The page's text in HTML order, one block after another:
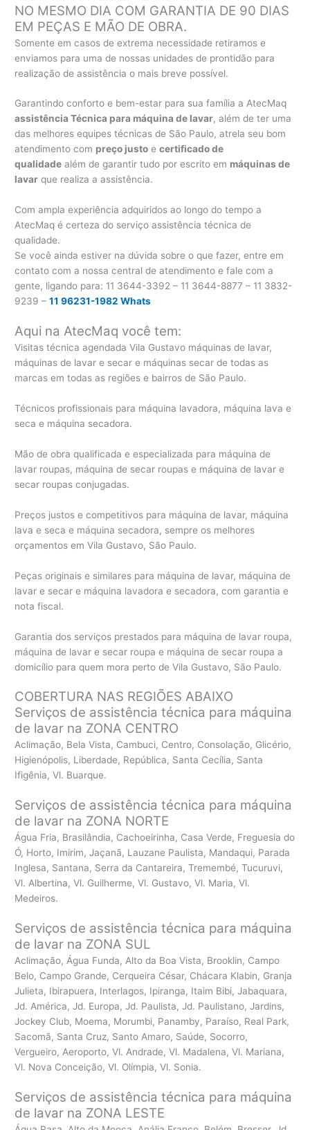
NO MESMO DIA COM GARANTIA DE 90 DIAS
EM PEÇAS E MÃO DE OBRA.
Somente em casos de extrema necessidade retiramos e
enviamos para uma de nossas unidades de prontidão para
realização de assistência o mais breve possível.
Garantindo conforto e bem-estar para sua família a AtecMaq
assistência Técnica para máquina de lavar, além de ter uma
das melhores equipes técnicas de São Paulo, atrela seu bom
atendimento com preço justo ecertificado de
qualidade além de garantir tudo por escrito em máquinas de
lavar que realiza a assistência.
Com ampla experiência adquiridos ao longo do tempo a
AtecMaq é certeza do serviço assistência técnica de
qualidade.
Se você ainda estiver na dúvida sobre o que fazer, entre em
contato com a nossa central de atendimento e fale com a
gente, ligando para: 11 3644-3392 – 11 3644-8877 – 11 3832-
9239 –11 96231-1982 Whats
Aqui na AtecMaq você tem:
Visitas técnica agendada Vila Gustavo máquinas de lavar,
máquinas de lavar e secar e máquinas secar de todas as
marcas em todas as regiões e bairros de São Paulo.
Técnicos profissionais para máquina lavadora, máquina lava e
seca e máquina secadora.
Mão de obra qualificada e especializada para máquina de
lavar roupas, máquina de secar roupas e máquina de lavar e
secar roupas conjugadas.
Preços justos e competitivos para máquina de lavar, máquina
lava e seca e máquina secadora, sempre os melhores
orçamentos em Vila Gustavo, São Paulo.
Peças originais e similares para máquina de lavar, máquina de
lavar e secar e máquina lavadora e secadora, com garantia e
nota fiscal.
Garantia dos serviços prestados para máquina de lavar roupa,
máquina de lavar e secar roupa e máquina de secar roupa a
domicílio para quem mora perto de Vila Gustavo, São Paulo.
COBERTURA NAS REGIÕES ABAIXO
Serviços de assistência técnica para máquina
de lavar na ZONA CENTRO
Aclimação, Bela Vista, Cambuci, Centro, Consolação, Glicério,
Higienópolis, Liberdade, República, Santa Cecília, Santa
Ifigênia, Vl. Buarque.
Serviços de assistência técnica para máquina
de lavar na ZONA NORTE
Água Fria, Brasilândia, Cachoeirinha, Casa Verde, Freguesia do
Ó, Horto, Imirim, Jaçanã, Lauzane Paulista, Mandaqui, Parada
Inglesa, Santana, Serra da Cantareira, Tremembé, Tucuruvi,
Vl. Albertina, Vl. Guilherme, Vl. Gustavo, Vl. Maria, Vl.
Medeiros.
Serviços de assistência técnica para máquina
de lavar na ZONA SUL
Aclimação, Água Funda, Alto da Boa Vista, Brooklin, Campo
Belo, Campo Grande, Cerqueira César, Chácara Klabin, Granja
Julieta, Ibirapuera, Interlagos, Ipiranga, Itaim Bibi, Jabaquara,
Jd. América, Jd. Europa, Jd. Paulista, Jd. Paulistano, Jardins,
Jockey Club, Moema, Morumbi, Panamby, Paraíso, Real Park,
Sacomã, Santa Cruz, Santo Amaro, Saúde, Socorro,
Vergueiro, Aeroporto, Vl. Andrade, Vl. Madalena, Vl. Mariana,
Vl. Nova Conceição, Vl. Olímpia, Vl. Sonia.
Serviços de assistência técnica para máquina
de lavar na ZONA LESTE